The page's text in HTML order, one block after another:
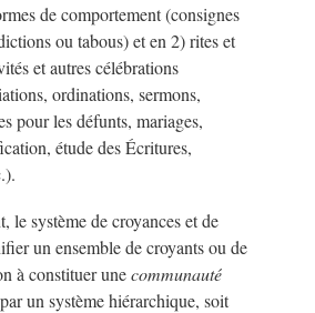
de comportement (consignes
ou tabous) et en 2) rites et
et autres célébrations
ordinations, sermons,
pour les défunts, mariages,
étude des Écritures,
le système de croyances et de
un ensemble de croyants ou de
à constituer unecommunauté
un système hiérarchique, soit